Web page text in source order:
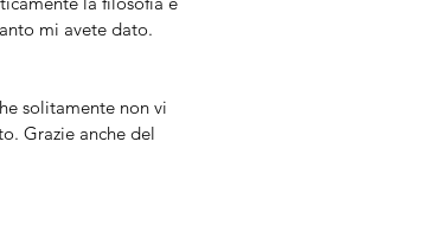
mi avete dato.
solitamente non vi
Grazie anche del